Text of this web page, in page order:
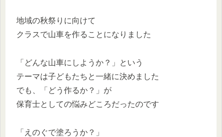
地域の秋祭りに向けて
クラスで山車を作ることになりました
「どんな山車にしようか？」という
テーマは子どもたちと一緒に決めました
でも、「どう作るか？」が
保育士としての悩みどころだったのです
「えのぐで塗ろうか？」